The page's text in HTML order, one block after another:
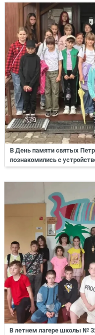
В День памяти святых
познакомились с
В летнем лагере школы №